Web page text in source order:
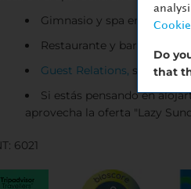
Gimnasio y spa en la azotea
Restaurante y bar
Guest Relations, servicio
Si estás pensando en
aprovecha la oferta "Lazy
6021
Do
that